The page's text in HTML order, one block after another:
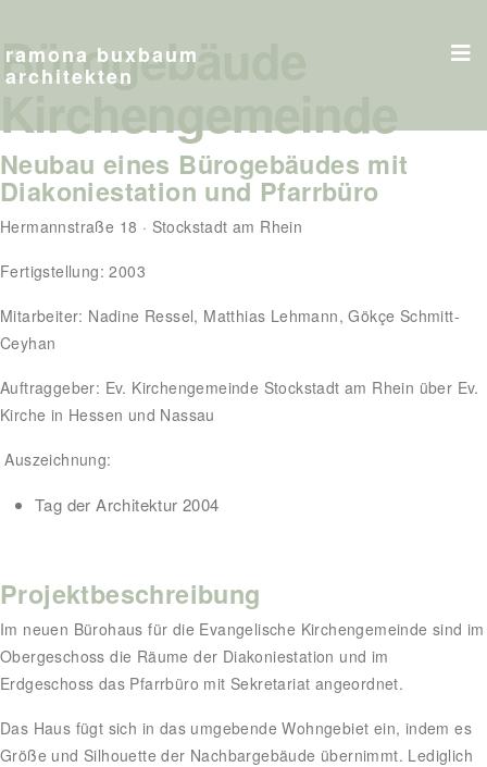
ramona buxbaum
architekten
Bürogebäude
Kirchengemeinde
Neubau eines Bürogebäudes mit
Diakoniestation und Pfarrbüro
Hermannstraße 18 · Stockstadt am Rhein
Fertigstellung: 2003
Mitarbeiter: Nadine Ressel, Matthias Lehmann, Gökçe Schmitt-
Ceyhan
Auftraggeber: Ev. Kirchengemeinde Stockstadt am Rhein über Ev.
Kirche in Hessen und Nassau
Auszeichnung:
Tag der Architektur 2004
Projektbeschreibung
Im neuen Bürohaus für die Evangelische Kirchengemeinde sind im
Obergeschoss die Räume der Diakoniestation und im
Erdgeschoss das Pfarrbüro mit Sekretariat angeordnet.
Das Haus fügt sich in das umgebende Wohngebiet ein, indem es
Größe und Silhouette der Nachbargebäude übernimmt. Lediglich